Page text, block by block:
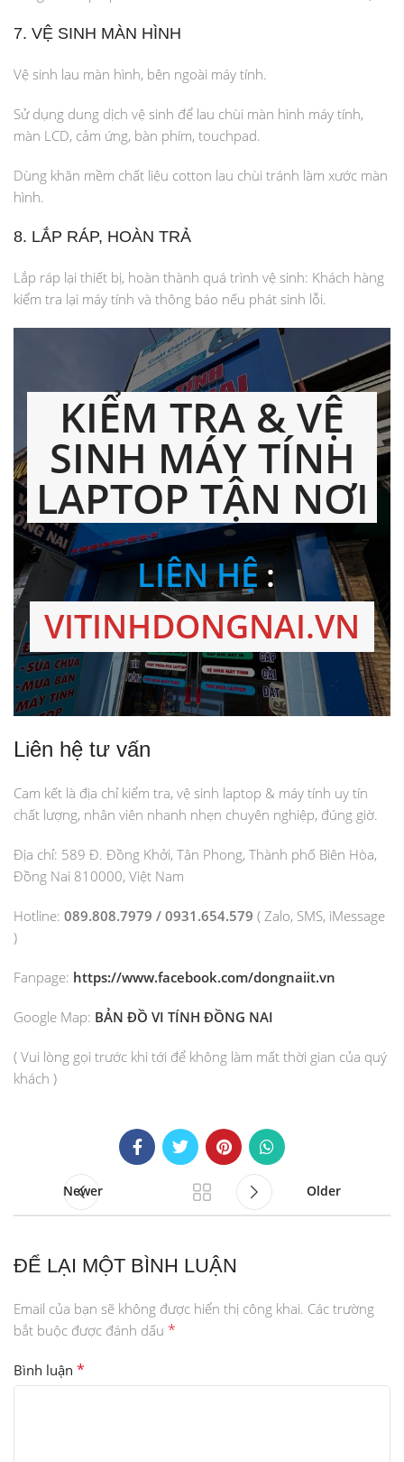
7. VỆ SINH MÀN HÌNH
Vệ sinh lau màn hình, bên ngoài máy tính.
Sử dụng dung dịch vệ sinh để lau chùi màn hình máy tính,
màn LCD, cảm ứng, bàn phím, touchpad.
Dùng khăn mềm chất liệu cotton lau chùi tránh làm xước màn
hình.
8. LẮP RÁP, HOÀN TRẢ
Lắp ráp lại thiết bị, hoàn thành quá trình vệ sinh: Khách hàng
kiểm tra lại máy tính và thông báo nếu phát sinh lỗi.
KIỂM TRA & VỆ
SINH MÁY TÍNH
LAPTOP TẬN NƠI
LIÊN HỆ:
VITINHDONGNAI.VN
Liên hệ tư vấn
Cam kết là địa chỉ kiểm tra, vệ sinh laptop & máy tính uy tín
chất lượng, nhân viên nhanh nhẹn chuyên nghiệp, đúng giờ.
Địa chỉ: 589 Đ. Đồng Khởi, Tân Phong, Thành phố Biên Hòa,
Đồng Nai 810000, Việt Nam
Hotline: 089.808.7979 / 0931.654.579 ( Zalo, SMS, iMessage
)
Fanpage: https://www.facebook.com/dongnaiit.vn
Google Map: BẢN ĐỒ VI TÍNH ĐỒNG NAI
( Vui lòng gọi trước khi tới để không làm mất thời gian của quý
khách )
Newer Older
ĐỂ LẠI MỘT BÌNH LUẬN
Email của bạn sẽ không được hiển thị công khai. Các trường
bắt buộc được đánh dấu *
Bình luận *